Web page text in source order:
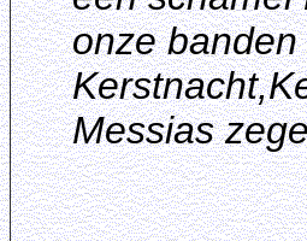
onze
Messias